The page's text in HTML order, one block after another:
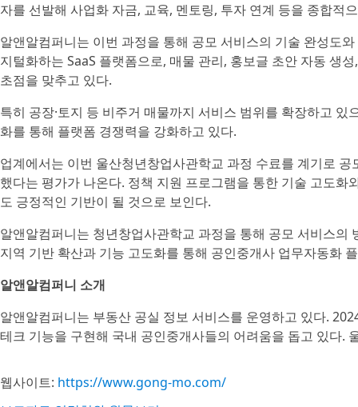
자를 선발해 사업화 자금, 교육, 멘토링, 투자 연계 등을 종합적
알앤알컴퍼니는 이번 과정을 통해 공모 서비스의 기술 완성도
지털화하는 SaaS 플랫폼으로, 매물 관리, 홍보글 초안 자동 생
초점을 맞추고 있다.
특히 공장·토지 등 비주거 매물까지 서비스 범위를 확장하고
화를 통해 플랫폼 경쟁력을 강화하고 있다.
업계에서는 이번 울산청년창업사관학교 과정 수료를 계기로
했다는 평가가 나온다. 정책 지원 프로그램을 통한 기술 고도
도 긍정적인 기반이 될 것으로 보인다.
알앤알컴퍼니는 청년창업사관학교 과정을 통해 공모 서비스
지역 기반 확산과 기능 고도화를 통해 공인중개사 업무자동화
알앤알컴퍼니 소개
알앤알컴퍼니는 부동산 공실 정보 서비스를 운영하고 있다.
테크 기능을 구현해 국내 공인중개사들의 어려움을 돕고 있다.
웹사이트: https://www.gong-mo.com/